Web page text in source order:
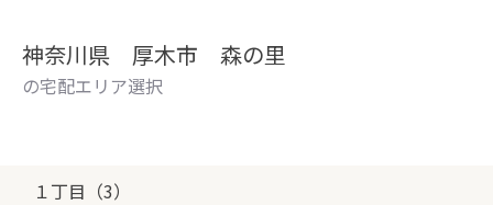
神奈川県 厚木市 森の里
の宅配エリア選択
１丁目（3）